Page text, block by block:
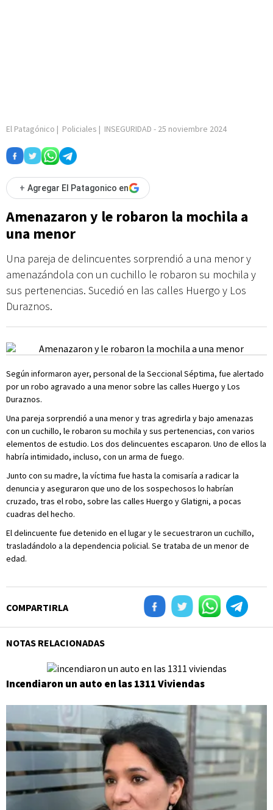
El Patagónico | Policiales | INSEGURIDAD - 25 noviembre 2024
+ Agregar El Patagonico en
Amenazaron y le robaron la mochila a
una menor
Una pareja de delincuentes sorprendió a una menor y
amenazándola con un cuchillo le robaron su mochila y
sus pertenencias. Sucedió en las calles Huergo y Los
Duraznos.
Según informaron ayer, personal de la Seccional Séptima, fue alertado
por un robo agravado a una menor sobre las calles Huergo y Los
Duraznos.
Una pareja sorprendió a una menor y tras agredirla y bajo amenazas
con un cuchillo, le robaron su mochila y sus pertenencias, con varios
elementos de estudio. Los dos delincuentes escaparon. Uno de ellos la
habría intimidado, incluso, con un arma de fuego.
Junto con su madre, la víctima fue hasta la comisaría a radicar la
denuncia y aseguraron que uno de los sospechosos lo habrían
cruzado, tras el robo, sobre las calles Huergo y Glatigni, a pocas
cuadras del hecho.
El delincuente fue detenido en el lugar y le secuestraron un cuchillo,
trasladándolo a la dependencia policial. Se trataba de un menor de
edad.
COMPARTIRLA
NOTAS RELACIONADAS
Incendiaron un auto en las 1311 Viviendas